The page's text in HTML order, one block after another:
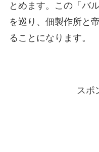
とめます。この「バ
を巡り、佃製作所と
ることになります。
スポ